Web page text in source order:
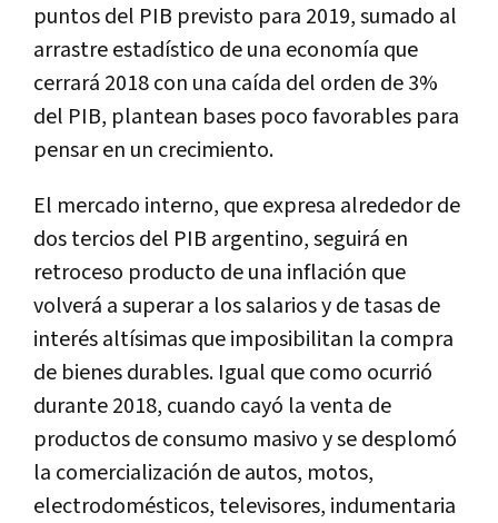
puntos del PIB previsto para 2019, sumado al
arrastre estadístico de una economía que
cerrará 2018 con una caída del orden de 3%
del PIB, plantean bases poco favorables para
pensar en un crecimiento.
El mercado interno, que expresa alrededor de
dos tercios del PIB argentino, seguirá en
retroceso producto de una inflación que
volverá a superar a los salarios y de tasas de
interés altísimas que imposibilitan la compra
de bienes durables. Igual que como ocurrió
durante 2018, cuando cayó la venta de
productos de consumo masivo y se desplomó
la comercialización de autos, motos,
electrodomésticos, televisores, indumentaria